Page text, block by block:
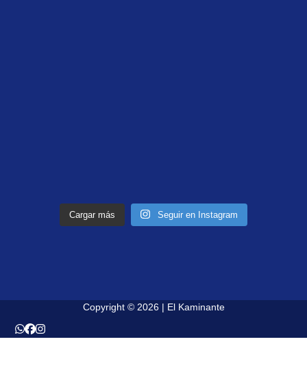
Cargar más Seguir en Instagram
Copyright © 2026 | El Kaminante